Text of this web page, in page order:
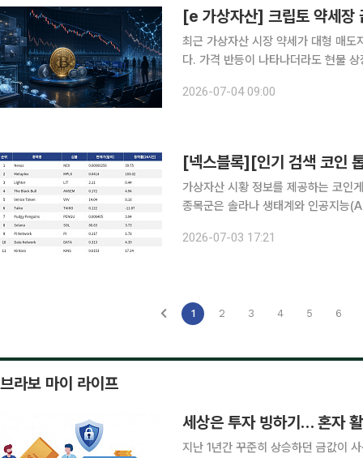
[e 가상자산] 크립토 약세장
최근 가상자산 시장 약세가 대형 매도
다. 가격 반등이 나타나더라도 현물
데미 리서치에 따르면 최근 가상자산
2026-07-04 09:00
가상자산 시황 정보를 제공하는 코
종목군은 솔라나 생태계와 인공지능
가총액 469억 달러, 24시간 거래량
2026-07-03 17:21
1 2 3 4 5 6
브라보 마이 라이프
세상은 투자 빙하기… 혼자
지난 1년간 꾸준히 상승하던 금값이